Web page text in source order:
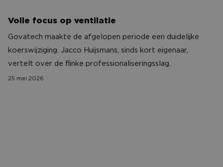
Volle focus op ventilatie
Govatech maakte de afgelopen periode een duidelijke
koerswijziging. Jacco Huijsmans, sinds kort eigenaar,
vertelt over de flinke professionaliseringsslag.
25 mei 2026